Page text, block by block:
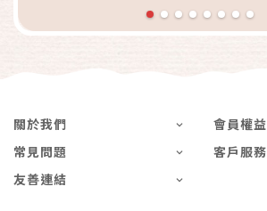
關於我們
會員權益
常見問題
客戶服務
友善連結